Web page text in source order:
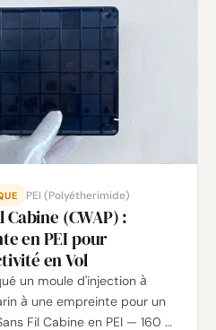
PEI (Polyétherimide)
Cabine (CWAP) :
en PEI pour
en Vol
un moule d'injection à
à une empreinte pour un
Fil Cabine en PEI — 160 ×